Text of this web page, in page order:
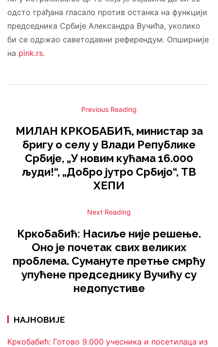
одсто грађана гласало против останка на функцији
председника Србије Александра Вучића, уколико
би се одржао саветодавни референдум. Опширније
на pink.rs.
Previous Reading
МИЛАН КРКОБАБИЋ, министар за
бригу о селу у Влади Републике
Србије, „У новим кућама 16.000
људи!“, „Добро јутро Србијо“, ТВ
ХЕПИ
Next Reading
Кркобабић: Насиље није решење.
Оно је почетак свих великих
проблема. Сумануте претње смрћу
упућене председнику Вучићу су
недопустиве
НАЈНОВИЈЕ
Кркобабић: Готово 9.000 учесника и посетилаца из